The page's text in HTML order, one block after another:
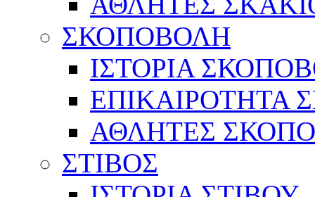
ΣΚΟΠΟΒΟΛΗ
ΙΣΤΟΡΙΑ
ΕΠΙΚΑΙΡΟΤΗΤΑ
ΑΘΛΗΤΕΣ
ΣΤΙΒΟΣ